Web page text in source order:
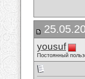
yousuf
Постоянный